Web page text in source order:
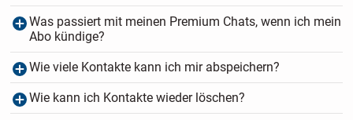
Was passiert mit meinen Premium Chats, wenn ich mein
Abo kündige?
Wie viele Kontakte kann ich mir abspeichern?
Wie kann ich Kontakte wieder löschen?